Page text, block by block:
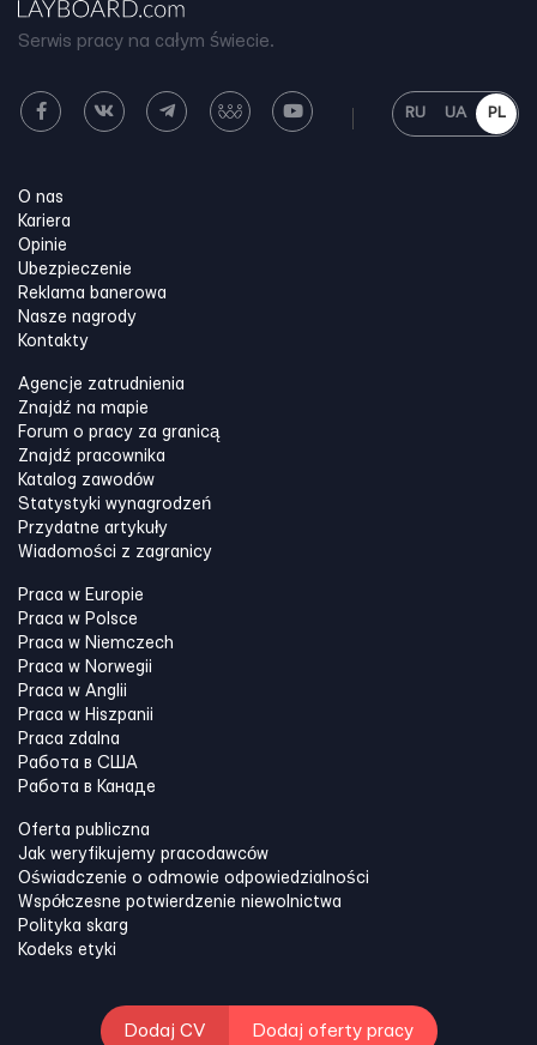
Serwis pracy na całym świecie.
RU UA PL
O nas
Kariera
Opinie
Ubezpieczenie
Reklama banerowa
Nasze nagrody
Kontakty
Agencje zatrudnienia
Znajdź na mapie
Forum o pracy za granicą
Znajdź pracownika
Katalog zawodów
Statystyki wynagrodzeń
Przydatne artykuły
Wiadomości z zagranicy
Praca w Europie
Praca w Polsce
Praca w Niemczech
Praca w Norwegii
Praca w Anglii
Praca w Hiszpanii
Praca zdalna
Работа в США
Работа в Канадe
Oferta publiczna
Jak weryfikujemy pracodawców
Oświadczenie o odmowie odpowiedzialności
Współczesne potwierdzenie niewolnictwa
Polityka skarg
Kodeks etyki
Dodaj CV Dodaj oferty pracy